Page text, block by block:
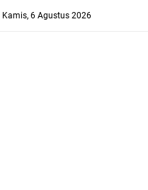
Kamis, 6 Agustus 2026